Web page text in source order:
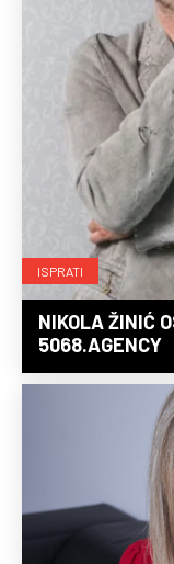
ISPRATI
NIKOLA ŽINIĆ
5068.AGENCY